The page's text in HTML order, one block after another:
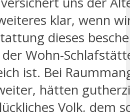
klar, wenn
dieses
Wohn-
ist. Bei
hätten
Volk, dem